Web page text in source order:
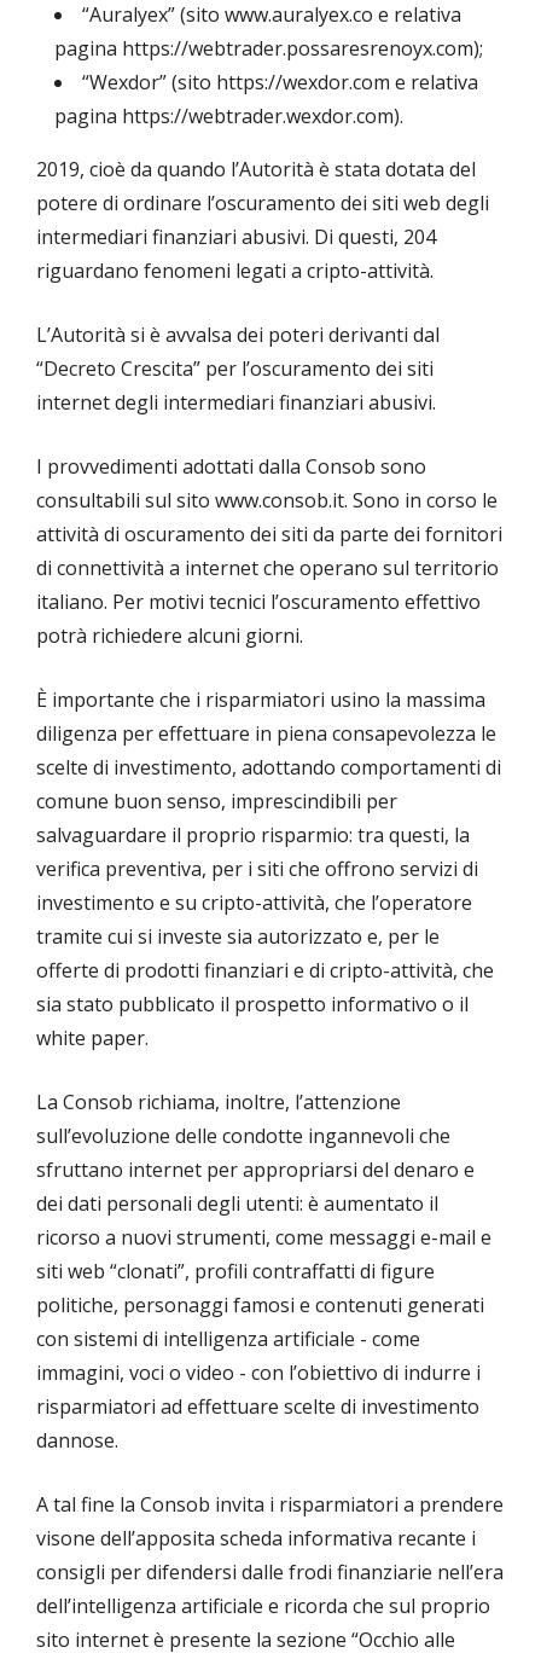
“Auralyex” (sito www.auralyex.co e relativa
pagina https://webtrader.possaresrenoyx.com);
“Wexdor” (sito https://wexdor.com e relativa
pagina https://webtrader.wexdor.com).
2019, cioè da quando l’Autorità è stata dotata del
potere di ordinare l’oscuramento dei siti web degli
intermediari finanziari abusivi. Di questi, 204
riguardano fenomeni legati a cripto-attività.
L’Autorità si è avvalsa dei poteri derivanti dal
“Decreto Crescita” per l’oscuramento dei siti
internet degli intermediari finanziari abusivi.
I provvedimenti adottati dalla Consob sono
consultabili sul sito www.consob.it. Sono in corso le
attività di oscuramento dei siti da parte dei fornitori
di connettività a internet che operano sul territorio
italiano. Per motivi tecnici l’oscuramento effettivo
potrà richiedere alcuni giorni.
È importante che i risparmiatori usino la massima
diligenza per effettuare in piena consapevolezza le
scelte di investimento, adottando comportamenti di
comune buon senso, imprescindibili per
salvaguardare il proprio risparmio: tra questi, la
verifica preventiva, per i siti che offrono servizi di
investimento e su cripto-attività, che l’operatore
tramite cui si investe sia autorizzato e, per le
offerte di prodotti finanziari e di cripto-attività, che
sia stato pubblicato il prospetto informativo o il
white paper.
La Consob richiama, inoltre, l’attenzione
sull’evoluzione delle condotte ingannevoli che
sfruttano internet per appropriarsi del denaro e
dei dati personali degli utenti: è aumentato il
ricorso a nuovi strumenti, come messaggi e-mail e
siti web “clonati”, profili contraffatti di figure
politiche, personaggi famosi e contenuti generati
con sistemi di intelligenza artificiale - come
immagini, voci o video - con l’obiettivo di indurre i
risparmiatori ad effettuare scelte di investimento
dannose.
A tal fine la Consob invita i risparmiatori a prendere
visone dell’apposita scheda informativa recante i
consigli per difendersi dalle frodi finanziarie nell’era
dell’intelligenza artificiale e ricorda che sul proprio
sito internet è presente la sezione “Occhio alle